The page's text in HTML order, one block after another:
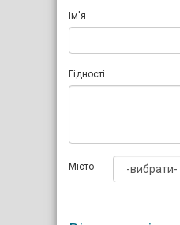
Ім'я
Гідності
Мiсто